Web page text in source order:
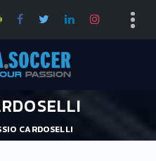
CARDOSELLI